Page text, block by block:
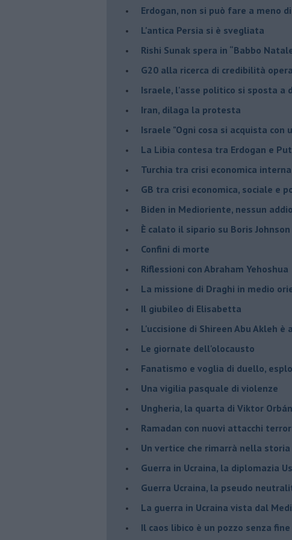
Erdogan, non si può fare a meno
L'antica Persia si è svegliata
Rishi Sunak spera in “Babbo
G20 alla ricerca di credibilità
Israele, l'asse politico si sposta a
Iran, dilaga la protesta
Israele "Ogni cosa si acquista con
La Libia contesa tra Erdogan e
Turchia tra crisi economica
GB tra crisi economica, sociale e
Biden in Medioriente, nessun addio
È calato il sipario su Boris Johnson
Confini di morte
Riflessioni con Abraham Yehoshua
La missione di Draghi in medio
Il giubileo di Elisabetta
L'uccisione di Shireen Abu Akleh
Le giornate dell'olocausto
Fanatismo e voglia di duello,
Una vigilia pasquale di violenze
Ungheria, la quarta di Viktor Orbán
Ramadan con nuovi attacchi
Un vertice che rimarrà nella storia
Guerra in Ucraina, la diplomazia
Guerra Ucraina, la pseudo
La guerra in Ucraina vista dal
​Il caos libico è un pozzo senza fine